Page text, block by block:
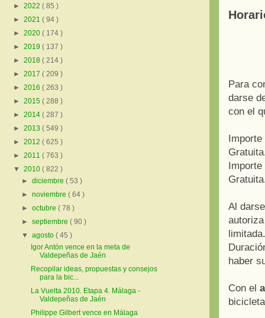
Para
darse
con el
Al
haber
Con el
► 2022 ( 85 )
► 2021 ( 94 )
► 2020 ( 174 )
► 2019 ( 137 )
► 2018 ( 214 )
► 2017 ( 209 )
► 2016 ( 263 )
► 2015 ( 288 )
► 2014 ( 287 )
► 2013 ( 549 )
► 2012 ( 625 )
► 2011 ( 763 )
▼ 2010 ( 822 )
►diciembre( 53 )
►noviembre( 64 )
►octubre( 78 )
►septiembre( 90 )
▼agosto( 45 )
Igor Antón vence en la meta de
Valdepeñas de Jaén
Recopilar ideas, propuestas y consejos
para la bic...
La Vuelta 2010. Etapa 4. Málaga -
Valdepeñas de Jaén
Philippe Gilbert vence en Málaga